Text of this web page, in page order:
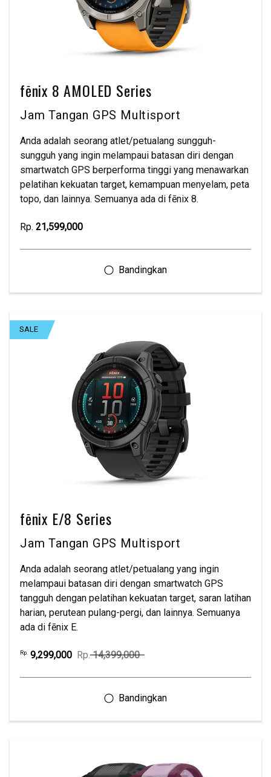
fēnix 8 AMOLED Series
Jam Tangan GPS Multisport
Anda adalah seorang atlet/petualang sungguh-
sungguh yang ingin melampaui batasan diri dengan
smartwatch GPS berperforma tinggi yang menawarkan
pelatihan kekuatan target, kemampuan menyelam, peta
topo, dan lainnya. Semuanya ada di fēnix 8.
Rp. 21,599,000
SALE
fēnix E/8 Series
Jam Tangan GPS Multisport
Anda adalah seorang atlet/petualang yang ingin
melampaui batasan diri dengan smartwatch GPS
tangguh dengan pelatihan kekuatan target, saran latihan
harian, perutean pulang-pergi, dan lainnya. Semuanya
ada di fēnix E.
Rp. 9,299,000 Rp. 14,399,000